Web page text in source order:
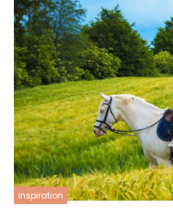
inspiration